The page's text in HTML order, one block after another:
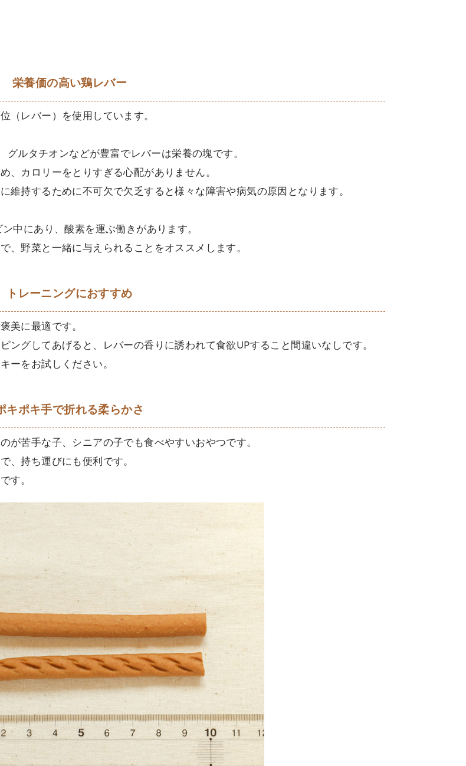
栄養価の高い鶏レバー
（レバー）を使用しています。
ルタチオンなどが豊富でレバーは栄養の塊です。
、カロリーをとりすぎる心配がありません。
維持するために不可欠で欠乏すると様々な障害や病気の原因となります。
中にあり、酸素を運ぶ働きがあります。
、野菜と一緒に与えられることをオススメします。
トレーニングにおすすめ
美に最適です。
ングしてあげると、レバーの香りに誘われて食欲UPすること間違いなしです。
ーをお試しください。
キポキ手で折れる柔らかさ
が苦手な子、シニアの子でも食べやすいおやつです。
、持ち運びにも便利です。
す。